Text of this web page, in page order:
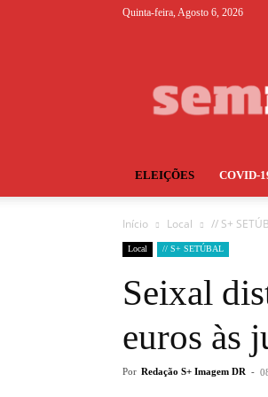
Quinta-feira, Agosto 6, 2026
ELEIÇÕES COVID-
Início Local // S+
Local // S+ SETÚBAL
Seixal
euros às
Por Redação S+ Imagem DR -